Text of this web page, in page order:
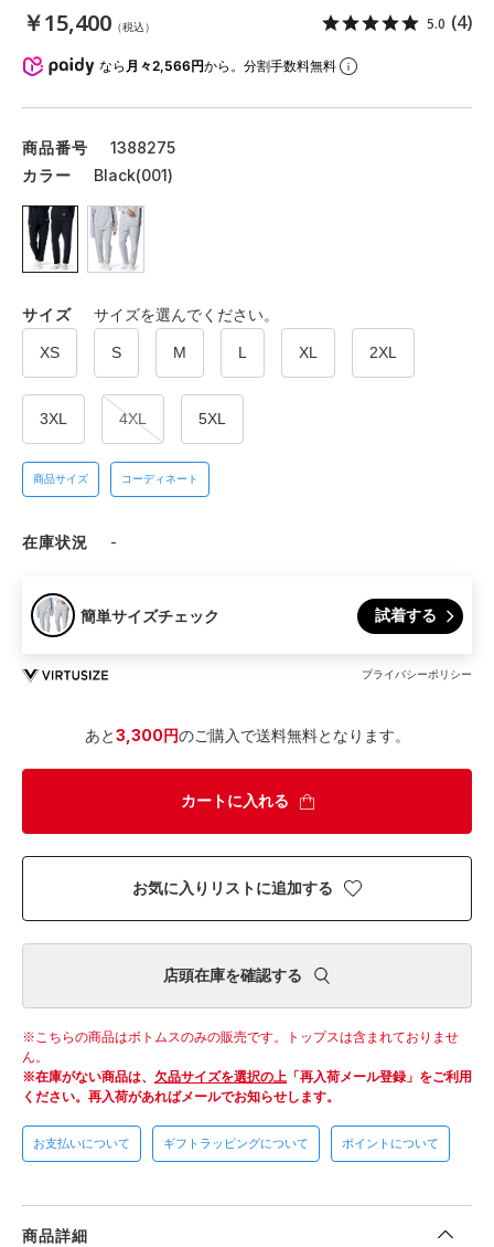
￥15,400 （税込） 5.0 (4)
なら 月々2,566円から。分割手数料無料
商品番号
1388275
カラー
Black(001)
サイズ サイズを選んでください。
XS S M L XL 2XL
3XL 4XL 5XL
商品サイズ コーディネート
在庫状況 -
簡単サイズチェック 試着する
プライバシーポリシー
あと3,300円のご購入で送料無料となります。
カートに入れる
お気に入りリストに追加する
店頭在庫を確認する
こちらの商品はボトムスのみの販売です。トップスは含まれておりませ
ん。
在庫がない商品は、 欠品サイズを選択の上 「再入荷メール登録」をご利用
ください。 再入荷があればメールでお知らせします。
お支払いについて ギフトラッピングについて ポイントについて
商品詳細